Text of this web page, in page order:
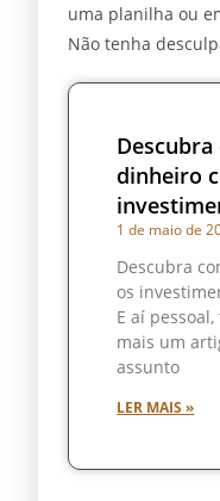
uma planilha ou
Não tenha
dinheiro
1 de maio de
Descubra
os
E aí
mais um
assunto
LER MAIS »